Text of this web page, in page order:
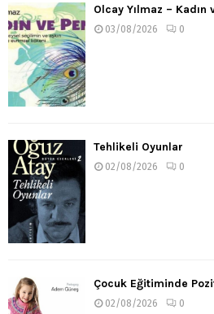
Olcay Yılmaz – Kadın
03/08/2026 0
Tehlikeli Oyunlar
02/08/2026 0
Çocuk Eğitiminde
02/08/2026 0